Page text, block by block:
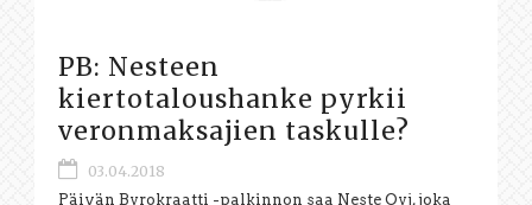
PB: Nesteen
kiertotaloushanke pyrkii
veronmaksajien taskulle?
03.04.2018
Päivän Byrokraatti -palkinnon saa Neste Oyj, joka